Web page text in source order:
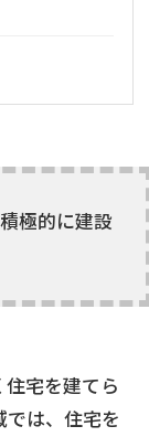
極的に建設
宅を建てら
は、住宅を